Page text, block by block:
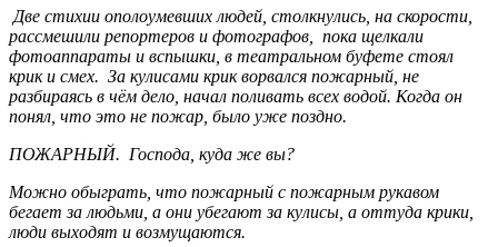
Две стихии ополоумевших людей, столкнулись, на скорости,
рассмешили репортеров и фотографов, пока щелкали
фотоаппараты и вспышки, в театральном буфете стоял
крик и смех. За кулисами крик ворвался пожарный, не
разбираясь в чём дело, начал поливать всех водой. Когда он
понял, что это не пожар, было уже поздно.
ПОЖАРНЫЙ. Господа, куда же вы?
Можно обыграть, что пожарный с пожарным рукавом
бегает за людьми, а они убегают за кулисы, а оттуда крики,
люди выходят и возмущаются.